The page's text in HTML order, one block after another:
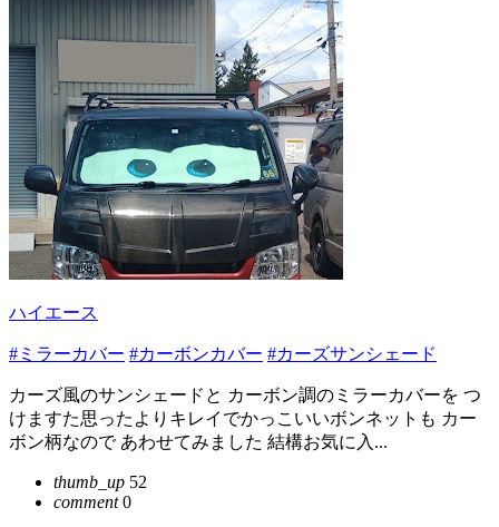
ハイエース
#ミラーカバー #カーボンカバー #カーズサンシェード
カーズ風のサンシェードと カーボン調のミラーカバーを つ
けますた思ったよりキレイでかっこいいボンネットも カー
ボン柄なので あわせてみました 結構お気に入...
thumb_up 52
comment0